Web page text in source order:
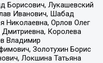
Борисович, Лукашевский
Иванович, Шабад
Николаевна, Орлов Олег
Королева
Владимир
Золотухин Борис
Локшина Татьяна